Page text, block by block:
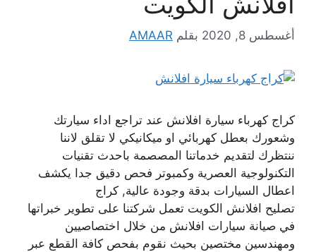
أغسطس 8, 2020 بقلم AMAAR
كراج كهرباء سيارة افلانش عند تراجع اداء سيارتك
وشعورك بعطل كهربائي او ميكانيكي لا تقلق لاننا
ننتظرك لتقديم خدماتنا المصصمة باحدث تقنيات
التكنولوجية العصرية وكمبوتر فحص دقيق جدا يكشف
اعطال السيارات بدقة وجودة عالية, كراج
تصليح افلانش الكويت تعمل شركتنا على تطوير خبراتها
في صيانة سيارات افلانش من خلال اختصاصيين
ومهندسين مختصين بحيث نقوم بفحص كافة القطع عبر